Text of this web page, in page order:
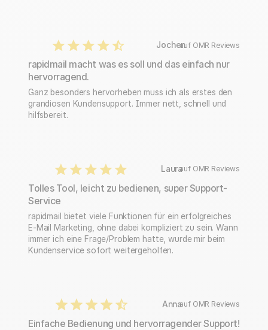
Jochenauf OMR Reviews
rapidmail macht was es soll und das einfach nur
hervorragend.
Ganz besonders hervorheben muss ich als erstes den
grandiosen Kundensupport. Immer nett, schnell und
hilfsbereit.
Lauraauf OMR Reviews
Tolles Tool, leicht zu bedienen, super Support-
Service
rapidmail bietet viele Funktionen für ein erfolgreiches
E-Mail Marketing, ohne dabei kompliziert zu sein. Wann
immer ich eine Frage/Problem hatte, wurde mir beim
Kundenservice sofort weitergeholfen.
Annaauf OMR Reviews
Einfache Bedienung und hervorragender Support!